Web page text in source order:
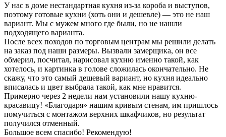
У нас в доме нестандартная кухня из-за короба и выступов,
поэтому готовые кухни (хоть они и дешевле) — это не наш
вариант. Мы с мужем много где были, но не нашли
подходящего варианта.
После всех походов по торговым центрам мы решили делать
на заказ под наши размеры. Вызвали замерщика, он все
обмерил, посчитал, нарисовал кухню именно такой, как
хотелось, и картинка в голове сложилась окончательно. Не
скажу, что это самый дешевый вариант, но кухня идеально
вписалась и цвет выбрала такой, как мне нравится.
Примерно через 2 недели нам установили нашу кухню-
красавицу! «Благодаря» нашим кривым стенам, им пришлось
помучиться с монтажом верхних шкафчиков, но результат
получился отменный.
Большое всем спасибо! Рекомендую!